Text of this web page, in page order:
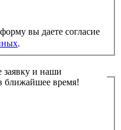
вы даете согласие
.
заявку и наши
ближайшее время!